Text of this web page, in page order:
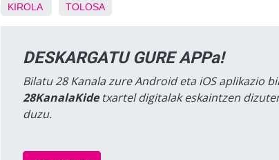
KIROLA TOLOSA
DESKARGATU GURE APPa!
Bilatu 28 Kanala zure Android eta iOS aplikazio
28KanalaKidetxartel digitalak eskaintzen
duzu.